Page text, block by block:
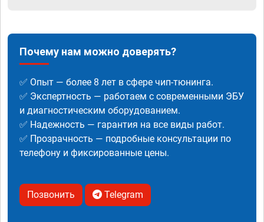
Почему нам можно доверять?
✅ Опыт — более 8 лет в сфере чип-тюнинга.
✅ Экспертность — работаем с современными ЭБУ
и диагностическим оборудованием.
✅ Надежность — гарантия на все виды работ.
✅ Прозрачность — подробные консультации по
телефону и фиксированные цены.
Позвонить Telegram